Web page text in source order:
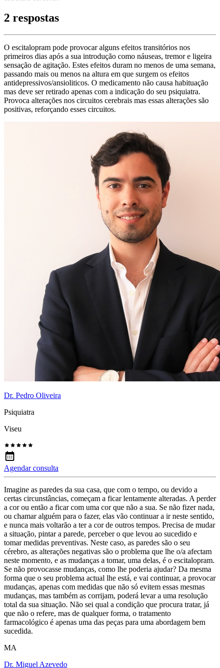
2 respostas
O escitalopram pode provocar alguns efeitos transitórios nos
primeiros dias após a sua introdução como náuseas, tremor e ligeira
sensação de agitação. Estes efeitos duram no menos de uma semana,
passando mais ou menos na altura em que surgem os efeitos
antidepressivos/ansioliticos. O medicamento não causa habituação
mas deve ser retirado apenas com a indicação do seu psiquiatra.
Provoca alterações nos circuitos cerebrais mas essas alterações são
positivas, reforçando esses circuitos.
Dr. Pedro Oliveira
Psiquiatra
Viseu
Agendar consulta
Imagine as paredes da sua casa, que com o tempo, ou devido a
certas circunstâncias, começam a ficar lentamente alteradas. A perder
a cor ou então a ficar com uma cor que não a sua. Se não fizer nada,
ou chamar alguém para o fazer, elas vão continuar a ir neste sentido,
e nunca mais voltarão a ter a cor de outros tempos. Precisa de mudar
a situação, pintar a parede, perceber o que levou ao sucedido e
tomar medidas preventivas. Neste caso, as paredes são o seu
cérebro, as alterações negativas são o problema que lhe o/a afectam
neste momento, e as mudanças a tomar, uma delas, é o escitalopram.
Se não provocasse mudanças, como lhe poderia ajudar? Da mesma
forma que o seu problema actual lhe está, e vai continuar, a provocar
mudanças, apenas com medidas que não só evitem essas mesmas
mudanças, mas também as corrijam, poderá levar a uma resolução
total da sua situação. Não sei qual a condição que procura tratar, já
que não o refere, mas de qualquer forma, o tratamento
farmacológico é apenas uma das peças para uma abordagem bem
sucedida.
MA
Dr. Miguel Azevedo